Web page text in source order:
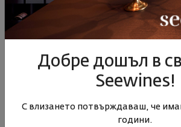
Португалия и най-доброто от
23.08.2021 2
Добре дошъл в
Seewines!
С влизането потвърждаваш, че
години.